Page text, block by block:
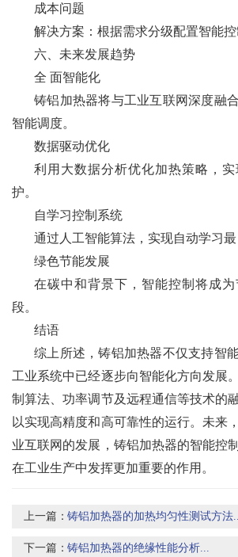
成本问题
解决方案：根据需求分级配置智能
六、未来发展趋势
全 面智能化
铸铝加热器将与工业互联网深度融
智能调度。
数据驱动优化
利用大数据分析优化加热策略，
护。
自学习控制系统
通过人工智能算法，实现自动学习最
绿色节能发展
在碳中和背景下，智能控制将成
段。
结语
综上所述，铸铝加热器不仅支持智
工业系统中已经逐步向智能化方向发展
制算法、功率调节及远程通信等技术的
以实现高精度和高可靠性的运行。未来
业互联网的发展，铸铝加热器的智能控
在工业生产中发挥更加重要的作用。
上一篇：铸铝加热器的加热均匀性测试方法...
下一篇：铸铝加热器的绝缘性能分析...